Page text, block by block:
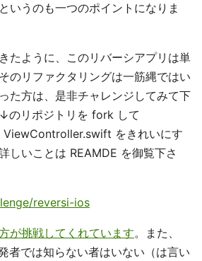
いうのも一つのポイントになりま
たように、このリバーシアプリは単
のリファクタリングは一筋縄ではい
た方は、是非チャレンジしてみて下
のリポジトリを fork して
をきれいにす
しいことは REAMDE を御覧下さ
reversi-ios
が挑戦してくれています。また、
者では知らない者はいない（は言い